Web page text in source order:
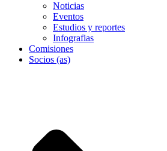
Noticias
Eventos
Estudios y reportes
Infografias
Comisiones
Socios (as)